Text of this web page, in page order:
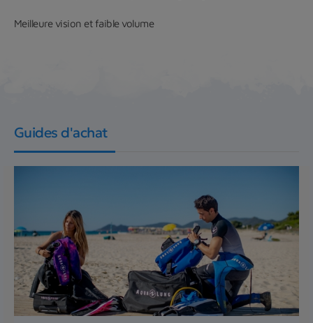
Meilleure vision et faible volume
Guides d'achat